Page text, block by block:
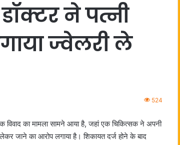
ने पत्नी
ज्वेलरी ले
524
विवाद का मामला सामने आया है, जहां एक चिकित्सक ने अपनी
जाने का आरोप लगाया है। शिकायत दर्ज होने के बाद